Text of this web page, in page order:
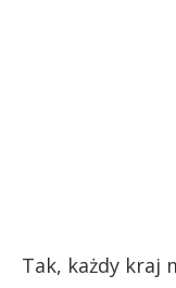
Tak, każdy kraj